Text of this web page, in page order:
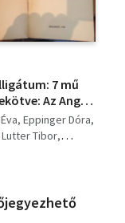
7 mű
Az Angol
Háborús
1914-
+ Angol
Eppinger Dóra
Lutter Tibor
Sarolta